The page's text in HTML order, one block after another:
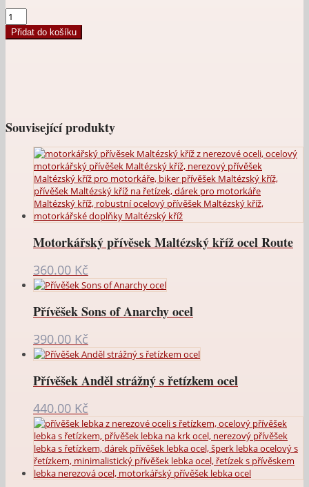
Přívěšek
Maltézský
kříž
Přidat do košíku
Související produkty
Motorkářský přívěsek Maltézský kříž ocel Route
360.00 Kč
Přívěšek Sons of Anarchy ocel
390.00 Kč
Přívěšek Anděl strážný s řetízkem ocel
440.00 Kč